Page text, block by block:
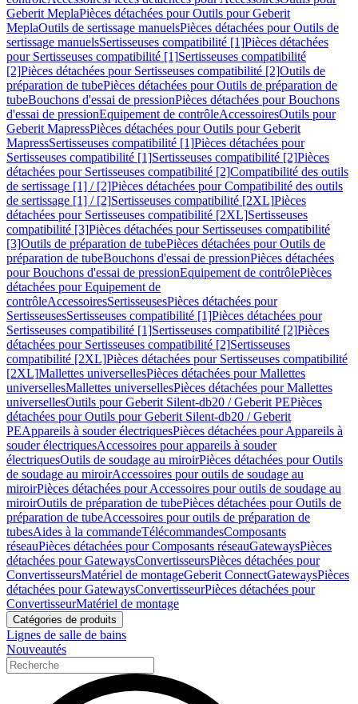
Geberit MeplaPièces détachées pour Outils pour Geberit
MeplaOutils de sertissage manuelsPièces détachées pour Outils de
sertissage manuelsSertisseuses compatibilité [1]Pièces détachées
pour Sertisseuses compatibilité [1]Sertisseuses compatibilité
[2]Pièces détachées pour Sertisseuses compatibilité [2]Outils de
préparation de tubePièces détachées pour Outils de préparation de
tubeBouchons d'essai de pressionPièces détachées pour Bouchons
d'essai de pressionEquipement de contrôleAccessoiresOutils pour
Geberit MapressPièces détachées pour Outils pour Geberit
MapressSertisseuses compatibilité [1]Pièces détachées pour
Sertisseuses compatibilité [1]Sertisseuses compatibilité [2]Pièces
détachées pour Sertisseuses compatibilité [2]Compatibilité des outils
de sertissage [1] / [2]Pièces détachées pour Compatibilité des outils
de sertissage [1] / [2]Sertisseuses compatibilité [2XL]Pièces
détachées pour Sertisseuses compatibilité [2XL]Sertisseuses
compatibilité [3]Pièces détachées pour Sertisseuses compatibilité
[3]Outils de préparation de tubePièces détachées pour Outils de
préparation de tubeBouchons d'essai de pressionPièces détachées
pour Bouchons d'essai de pressionEquipement de contrôlePièces
détachées pour Equipement de
contrôleAccessoiresSertisseusesPièces détachées pour
SertisseusesSertisseuses compatibilité [1]Pièces détachées pour
Sertisseuses compatibilité [1]Sertisseuses compatibilité [2]Pièces
détachées pour Sertisseuses compatibilité [2]Sertisseuses
compatibilité [2XL]Pièces détachées pour Sertisseuses compatibilité
[2XL]Mallettes universellesPièces détachées pour Mallettes
universellesMallettes universellesPièces détachées pour Mallettes
universellesOutils pour Geberit Silent-db20 / Geberit PEPièces
détachées pour Outils pour Geberit Silent-db20 / Geberit
PEAppareils à souder électriquesPièces détachées pour Appareils à
souder électriquesAccessoires pour appareils à souder
électriquesOutils de soudage au miroirPièces détachées pour Outils
de soudage au miroirAccessoires pour outils de soudage au
miroirPièces détachées pour Accessoires pour outils de soudage au
miroirOutils de préparation de tubePièces détachées pour Outils de
préparation de tubeAccessoires pour outils de préparation de
tubesAides à la commandeTélécommandesComposants
réseauPièces détachées pour Composants réseauGatewaysPièces
détachées pour GatewaysConvertisseursPièces détachées pour
ConvertisseursMatériel de montageGeberit ConnectGatewaysPièces
détachées pour GatewaysConvertisseurPièces détachées pour
ConvertisseurMatériel de montage
Catégories de produits
Lignes de salle de bains
Nouveautés